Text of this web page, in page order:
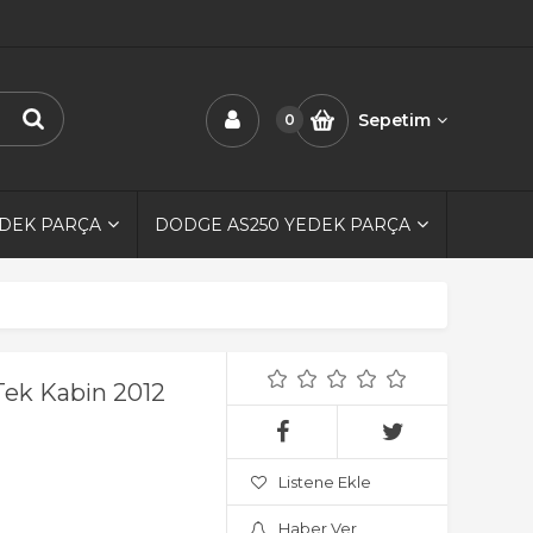
0 Sepetim
PARÇA DODGE AS250 YEDEK PARÇA
Kabin 2012
Listene Ekle
Haber Ver